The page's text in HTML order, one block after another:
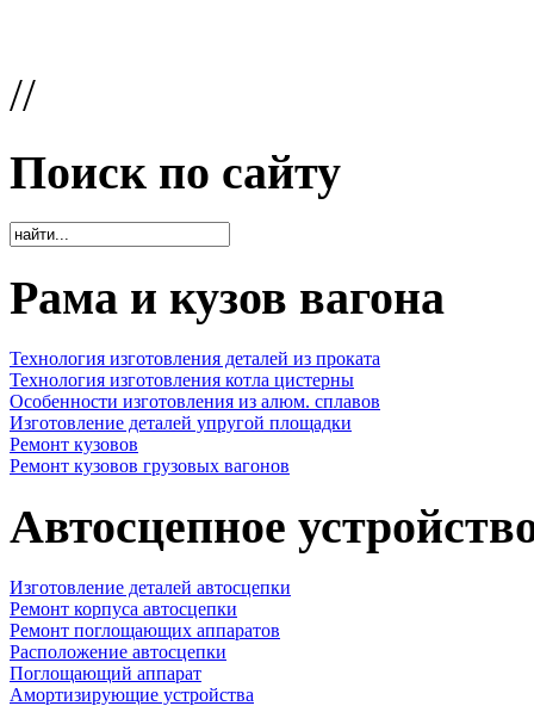
//
Поиск по сайту
Рама и кузов вагона
Технология изготовления деталей из проката
Технология изготовления котла цистерны
Особенности изготовления из алюм. сплавов
Изготовление деталей упругой площадки
Ремонт кузовов
Ремонт кузовов грузовых вагонов
Автосцепное
Изготовление деталей автосцепки
Ремонт корпуса автосцепки
Ремонт поглощающих аппаратов
Расположение автосцепки
Поглощающий аппарат
Амортизирующие устройства